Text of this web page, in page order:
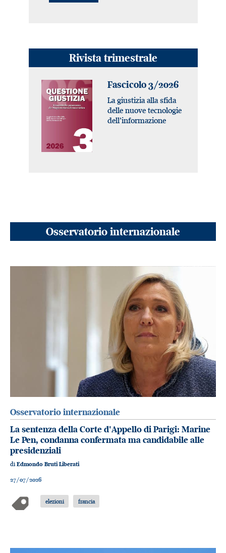
Rivista trimestrale
Fascicolo 3/2026
La giustizia alla sfida
delle nuove tecnologie
dell’informazione
Osservatorio internazionale
Osservatorio internazionale
La sentenza della Corte d'Appello di Parigi: Marine
Le Pen, condanna confermata ma candidabile alle
presidenziali
di Edmondo Bruti Liberati
27/07/2026
elezioni francia